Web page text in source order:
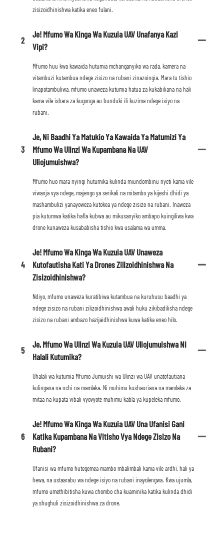
zisizoidhinishwa katika eneo fulani.
2
Je! Mfumo Wa Kinga Wa Kuzuia UAV Unafanya Kazi
Vipi?
Mfumo huu kwa kawaida hutumia mchanganyiko wa rada, kamera na
vitambuzi kutambua ndege zisizo na rubani zinazoingia. Mara tu tishio
linapotambuliwa, mfumo unaweza kutumia hatua za kukabiliana na hali
kama vile ishara za kugonga au bunduki ili kuzima ndege isiyo na
rubani.
3
Je, Ni Baadhi Ya Matukio Ya Kawaida Ya Matumizi Ya
Mfumo Wa Ulinzi Wa Kupambana Na UAV
Uliojumuishwa?
Mfumo huo mara nyingi hutumika kulinda miundombinu nyeti kama vile
viwanja vya ndege, majengo ya serikali na mitambo ya kijeshi dhidi ya
mashambulizi yanayoweza kutokea ya ndege zisizo na rubani. Inaweza
pia kutumwa katika hafla kubwa au mikusanyiko ambapo kuingiliwa kwa
drone kunaweza kusababisha tishio kwa usalama wa umma.
4
Je! Mfumo Wa Kinga Wa Kuzuia UAV Unaweza
Kutofautisha Kati Ya Drones Zilizoidhinishwa Na
Zisizoidhinishwa?
Ndiyo, mfumo unaweza kuratibiwa kutambua na kuruhusu baadhi ya
ndege zisizo na rubani zilizoidhinishwa awali huku zikibadilisha ndege
zisizo na rubani ambazo hazijaidhinishwa kuwa katika eneo hilo.
5
Je, Mfumo Wa Ulinzi Wa Kuzuia UAV Uliojumuishwa Ni
Halali Kutumika?
Uhalali wa kutumia Mfumo Jumuishi wa Ulinzi wa UAV unatofautiana
kulingana na nchi na mamlaka. Ni muhimu kushauriana na mamlaka za
mitaa na kupata vibali vyovyote muhimu kabla ya kupeleka mfumo.
6
Je! Mfumo Wa Kinga Wa Kuzuia UAV Una Ufanisi Gani
Katika Kupambana Na Vitisho Vya Ndege Zisizo Na
Rubani?
Ufanisi wa mfumo hutegemea mambo mbalimbali kama vile ardhi, hali ya
hewa, na ustaarabu wa ndege isiyo na rubani inayolengwa. Kwa ujumla,
mfumo umethibitisha kuwa chombo cha kuaminika katika kulinda dhidi
ya shughuli zisizoidhinishwa za drone.